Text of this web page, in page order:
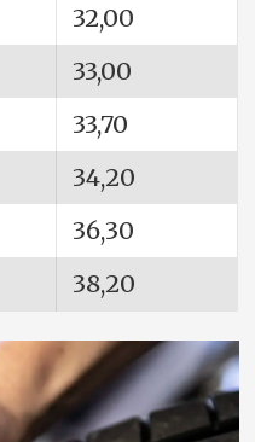
32,00
33,00
33,70
34,20
36,30
38,20